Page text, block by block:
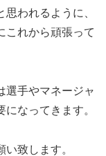
われるように、
これから頑張って
選手やマネージャ
なってきます。
致します。